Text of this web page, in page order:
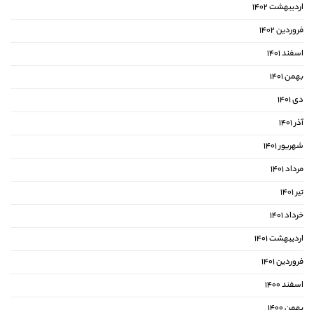
اردیبهشت ۱۴۰۲
فروردین ۱۴۰۲
اسفند ۱۴۰۱
بهمن ۱۴۰۱
دی ۱۴۰۱
آذر ۱۴۰۱
شهریور ۱۴۰۱
مرداد ۱۴۰۱
تیر ۱۴۰۱
خرداد ۱۴۰۱
اردیبهشت ۱۴۰۱
فروردین ۱۴۰۱
اسفند ۱۴۰۰